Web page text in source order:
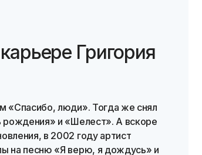
Григория
«Спасибо, люди». Тогда же снял
рождения» и «Шелест». А вскоре
в 2002 году артист
на песню «Я верю, я дождусь» и